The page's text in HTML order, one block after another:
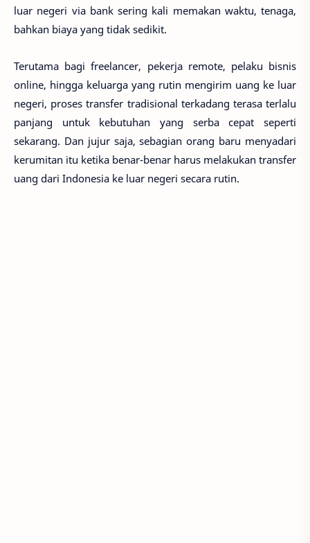
luar negeri via bank sering kali memakan waktu, tenaga,
bahkan biaya yang tidak sedikit.
Terutama bagi freelancer, pekerja remote, pelaku bisnis
online, hingga keluarga yang rutin mengirim uang ke luar
negeri, proses transfer tradisional terkadang terasa terlalu
panjang untuk kebutuhan yang serba cepat seperti
sekarang. Dan jujur saja, sebagian orang baru menyadari
kerumitan itu ketika benar-benar harus melakukan transfer
uang dari Indonesia ke luar negeri secara rutin.